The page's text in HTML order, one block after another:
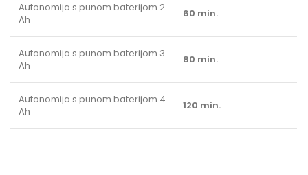
Autonomija s punom baterijom 2
Ah
60 min.
Autonomija s punom baterijom 3
Ah
80 min.
Autonomija s punom baterijom 4
Ah
120 min.